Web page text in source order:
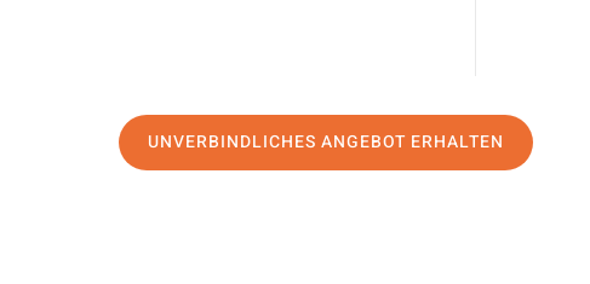
UNVERBINDLICHES ANGEBOT ERHALTEN